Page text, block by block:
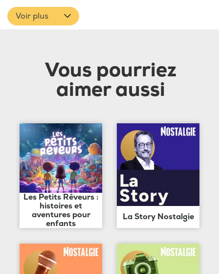
Voir plus
Vous pourriez
aimer aussi
Les Petits Rêveurs :
histoires et
aventures pour
enfants
La Story Nostalgie